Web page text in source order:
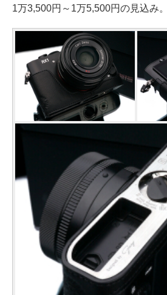
1万3,500円～1万5,500円の見込み。